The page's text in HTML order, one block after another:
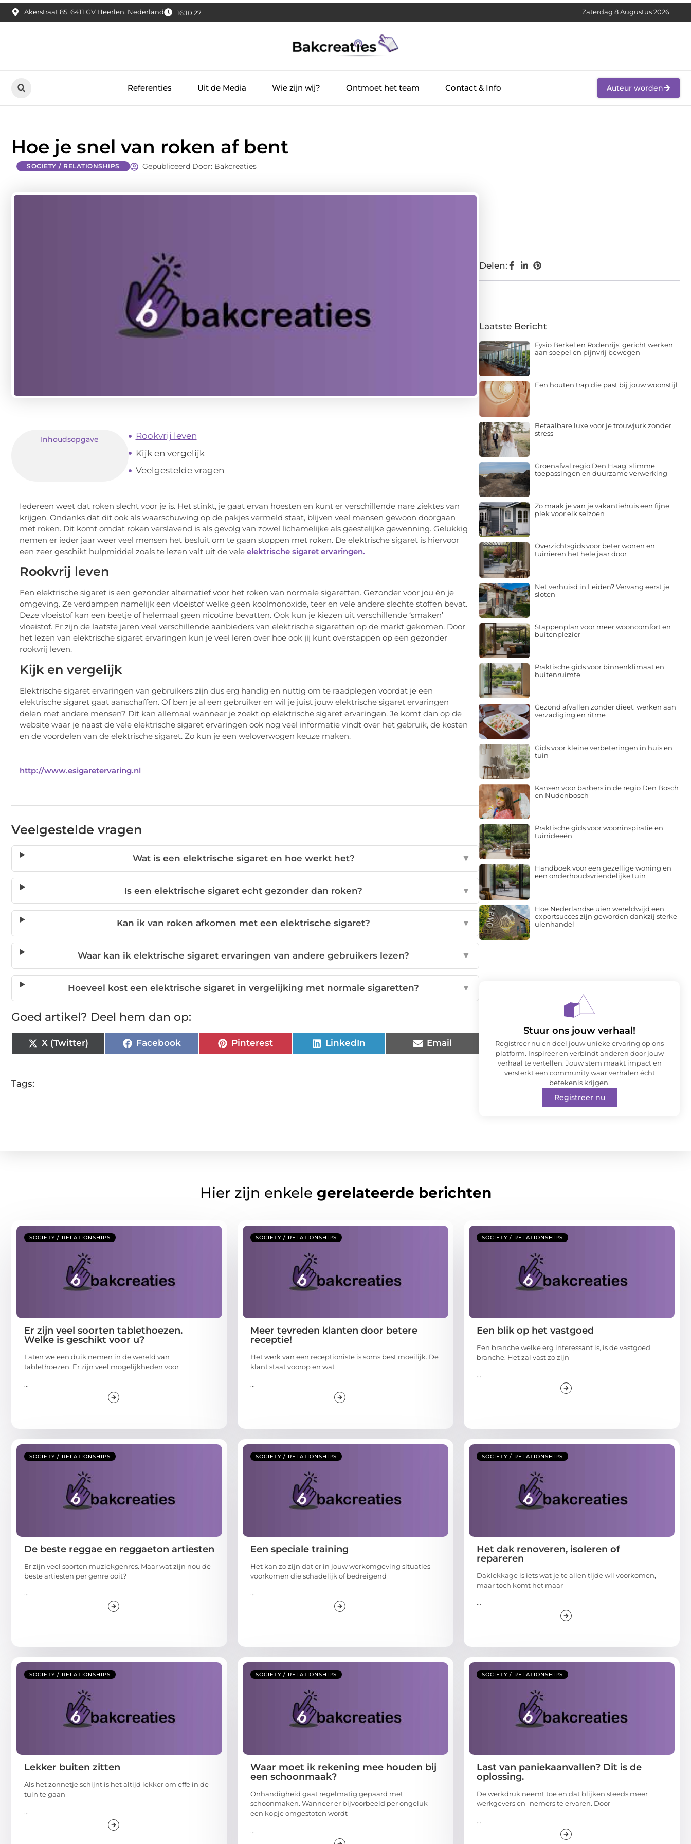
Akerstraat 85, 6411 GV Heerlen, Nederland 16:10:28 Zaterdag 8 Augustus 2026
Referenties Uit de Media Wie zijn wij? Ontmoet het team Contact & Info Auteur worden
Hoe je snel van roken af bent
SOCIETY / RELATIONSHIPS Gepubliceerd Door: Bakcreaties
Inhoudsopgave
Rookvrij leven
Kijk en vergelijk
Veelgestelde vragen
Iedereen weet dat roken slecht voor je is. Het stinkt, je gaat ervan hoesten en kunt er verschillende nare ziektes van
krijgen. Ondanks dat dit ook als waarschuwing op de pakjes vermeld staat, blijven veel mensen gewoon doorgaan
met roken. Dit komt omdat roken verslavend is als gevolg van zowel lichamelijke als geestelijke gewenning. Gelukkig
nemen er ieder jaar weer veel mensen het besluit om te gaan stoppen met roken. De elektrische sigaret is hiervoor
een zeer geschikt hulpmiddel zoals te lezen valt uit de vele elektrische sigaret ervaringen.
Rookvrij leven
Een elektrische sigaret is een gezonder alternatief voor het roken van normale sigaretten. Gezonder voor jou èn je
omgeving. Ze verdampen namelijk een vloeistof welke geen koolmonoxide, teer en vele andere slechte stoffen bevat.
Deze vloeistof kan een beetje of helemaal geen nicotine bevatten. Ook kun je kiezen uit verschillende ‘smaken’
vloeistof. Er zijn de laatste jaren veel verschillende aanbieders van elektrische sigaretten op de markt gekomen. Door
het lezen van elektrische sigaret ervaringen kun je veel leren over hoe ook jij kunt overstappen op een gezonder
rookvrij leven.
Kijk en vergelijk
Elektrische sigaret ervaringen van gebruikers zijn dus erg handig en nuttig om te raadplegen voordat je een
elektrische sigaret gaat aanschaffen. Of ben je al een gebruiker en wil je juist jouw elektrische sigaret ervaringen
delen met andere mensen? Dit kan allemaal wanneer je zoekt op elektrische sigaret ervaringen. Je komt dan op de
website waar je naast de vele elektrische sigaret ervaringen ook nog veel informatie vindt over het gebruik, de kosten
en de voordelen van de elektrische sigaret. Zo kun je een weloverwogen keuze maken.
http://www.esigaretervaring.nl
Veelgestelde vragen
Wat is een elektrische sigaret en hoe werkt het? ▼
Is een elektrische sigaret echt gezonder dan roken? ▼
Kan ik van roken afkomen met een elektrische sigaret? ▼
Waar kan ik elektrische sigaret ervaringen van andere gebruikers lezen? ▼
Hoeveel kost een elektrische sigaret in vergelijking met normale sigaretten? ▼
Goed artikel? Deel hem dan op:
X (Twitter) Facebook Pinterest LinkedIn Email
Tags:
Delen:
Laatste Bericht
Fysio Berkel en Rodenrijs: gericht werken
aan soepel en pijnvrij bewegen
Een houten trap die past bij jouw woonstijl
Betaalbare luxe voor je trouwjurk zonder
stress
Groenafval regio Den Haag: slimme
toepassingen en duurzame verwerking
Zo maak je van je vakantiehuis een fijne
plek voor elk seizoen
Overzichtsgids voor beter wonen en
tuinieren het hele jaar door
Net verhuisd in Leiden? Vervang eerst je
sloten
Stappenplan voor meer wooncomfort en
buitenplezier
Praktische gids voor binnenklimaat en
buitenruimte
Gezond afvallen zonder dieet: werken aan
verzadiging en ritme
Gids voor kleine verbeteringen in huis en
tuin
Kansen voor barbers in de regio Den Bosch
en Nudenbosch
Praktische gids voor wooninspiratie en
tuinideeën
Handboek voor een gezellige woning en
een onderhoudsvriendelijke tuin
Hoe Nederlandse uien wereldwijd een
exportsucces zijn geworden dankzij sterke
uienhandel
Stuur ons jouw verhaal!
Registreer nu en deel jouw unieke ervaring op ons
platform. Inspireer en verbindt anderen door jouw
verhaal te vertellen. Jouw stem maakt impact en
versterkt een community waar verhalen écht
betekenis krijgen.
Registreer nu
Hier zijn enkele gerelateerde berichten
SOCIETY / RELATIONSHIPS
Er zijn veel soorten tablethoezen.
Welke is geschikt voor u?
Laten we een duik nemen in de wereld van
tablethoezen. Er zijn veel mogelijkheden voor
...
SOCIETY / RELATIONSHIPS
Meer tevreden klanten door betere
receptie!
Het werk van een receptioniste is soms best moeilijk. De
klant staat voorop en wat
...
SOCIETY / RELATIONSHIPS
Een blik op het vastgoed
Een branche welke erg interessant is, is de vastgoed
branche. Het zal vast zo zijn
...
SOCIETY / RELATIONSHIPS
De beste reggae en reggaeton artiesten
Er zijn veel soorten muziekgenres. Maar wat zijn nou de
beste artiesten per genre ooit?
...
SOCIETY / RELATIONSHIPS
Een speciale training
Het kan zo zijn dat er in jouw werkomgeving situaties
voorkomen die schadelijk of bedreigend
...
SOCIETY / RELATIONSHIPS
Het dak renoveren, isoleren of
repareren
Daklekkage is iets wat je te allen tijde wil voorkomen,
maar toch komt het maar
...
SOCIETY / RELATIONSHIPS
Lekker buiten zitten
Als het zonnetje schijnt is het altijd lekker om effe in de
tuin te gaan
...
SOCIETY / RELATIONSHIPS
Waar moet ik rekening mee houden bij
een schoonmaak?
Onhandigheid gaat regelmatig gepaard met
schoonmaken. Wanneer er bijvoorbeeld per ongeluk
een kopje omgestoten wordt
...
SOCIETY / RELATIONSHIPS
Last van paniekaanvallen? Dit is de
oplossing.
De werkdruk neemt toe en dat blijken steeds meer
werkgevers en -nemers te ervaren. Door
...